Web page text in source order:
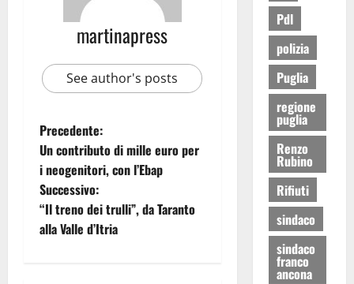
martinapress
See author's posts
Precedente:
Un contributo di mille euro per
i neogenitori, con l’Ebap
Successivo:
“Il treno dei trulli”, da Taranto
alla Valle d’Itria
Pdl
polizia
Puglia
regione
puglia
Renzo
Rubino
Rifiuti
sindaco
sindaco
franco
ancona